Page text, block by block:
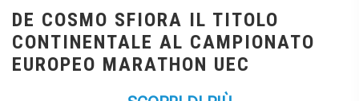
DE COSMO SFIORA IL TITOLO
CONTINENTALE AL CAMPIONATO
EUROPEO MARATHON UEC